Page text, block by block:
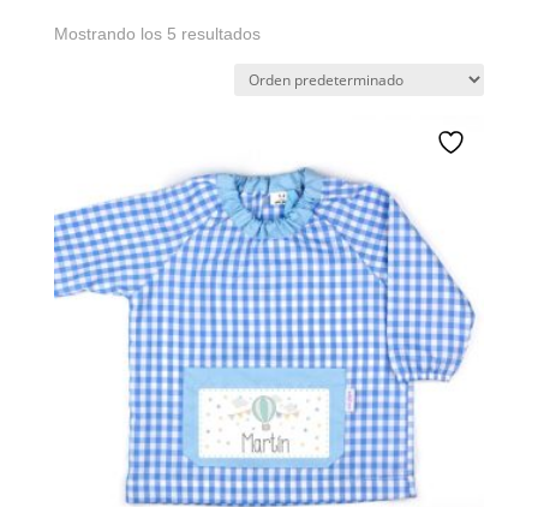
Mostrando los 5 resultados